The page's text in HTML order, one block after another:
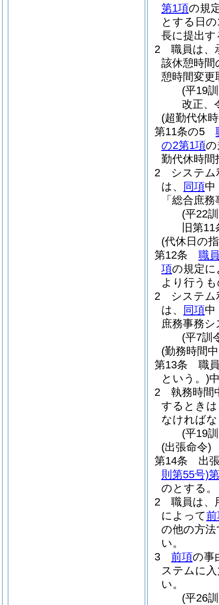
第1項の規
とする日
長に提出
2
職員は、
該休憩時
憩時間変
(平19
改正、
(超勤代休
第11条の5
の2第1項の
勤代休時
2
システム
は、
同項中
「総合庶
(平22
旧第
(代休日の
第12条
職
項の規定に
より行う
2
システム
は、
同項中
庶務事務
(平7訓
(勤務時間
第13条
職
という。)
2
執務時間
するとき
なければ
(平19
(出張命令)
第14条
出
則第55号)
のとする。
2
職員は、
によって
の他の方
い。
3
前項の事
ステムに
い。
(平26